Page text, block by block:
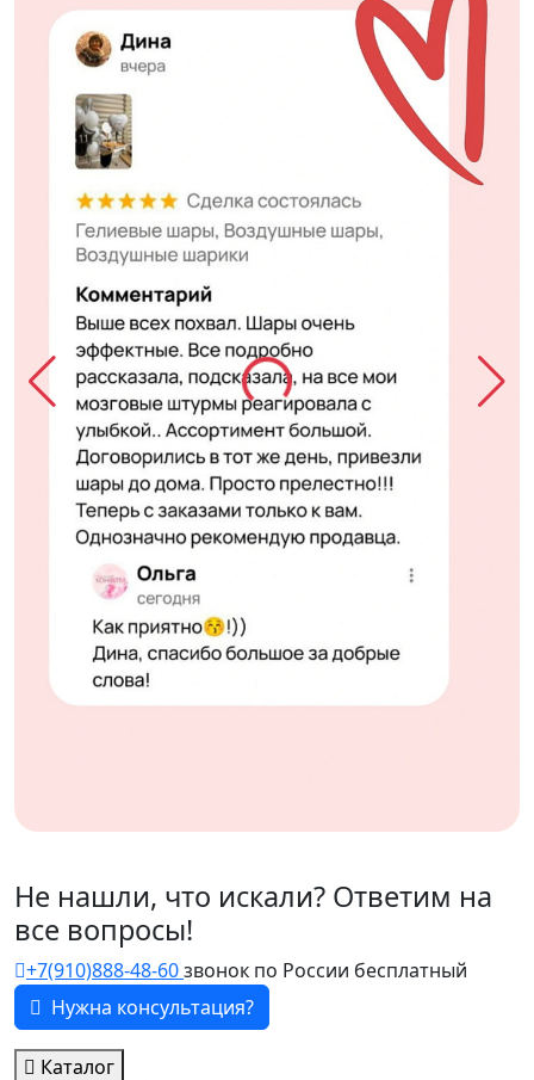
Не нашли, что искали? Ответим на
все вопросы!
+7(910)888-48-60звонок по России бесплатный
Нужна консультация?
Каталог